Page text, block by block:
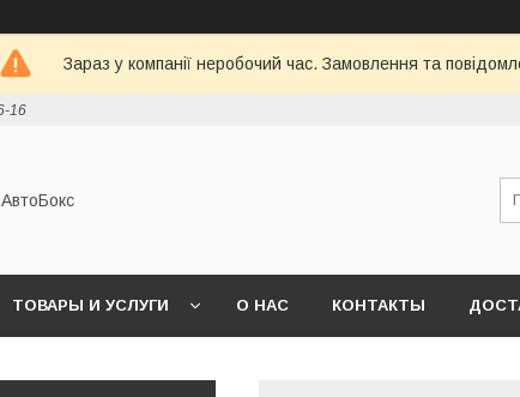
Зараз у компанії неробочий час. Замовлення та
16
АвтоБокс
ТОВАРЫ И УСЛУГИ О НАС КОНТАКТЫ